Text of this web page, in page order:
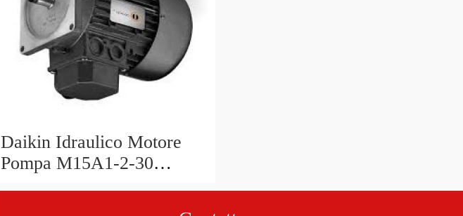
Daikin Idraulico Motore
Pompa M15A1-2-30